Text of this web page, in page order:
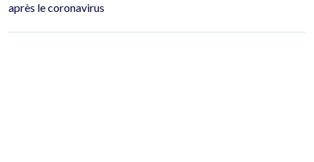
après le coronavirus